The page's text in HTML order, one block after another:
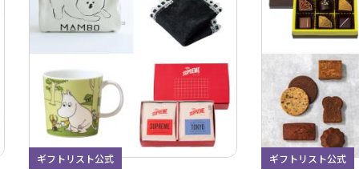
ギフトリスト公式 ギフトリスト公式